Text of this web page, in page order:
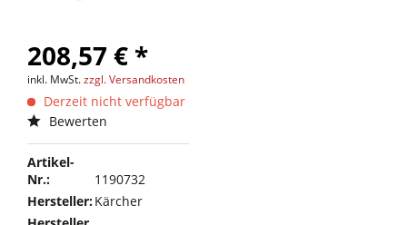
208,57 € *
inkl. MwSt.zzgl. Versandkosten
Derzeit nicht verfügbar
Bewerten
Artikel-
Nr.:
1190732
Hersteller:Kärcher